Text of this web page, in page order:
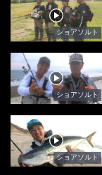
ショアソルト
ショアソルト
ショアソルト